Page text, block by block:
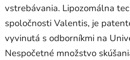
vstrebávania. Lipozomálna
spoločnosti Valentis, je
vyvinutá s odborníkmi na
Nespočetné množstvo